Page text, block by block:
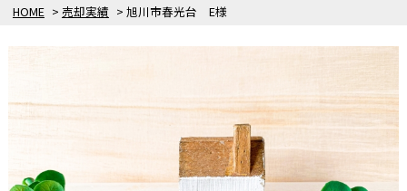
HOME > 売却実績 > 旭川市春光台 E様